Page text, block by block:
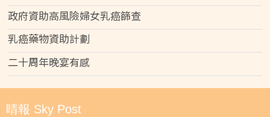
政府資助高風險婦女乳癌篩查
乳癌藥物資助計劃
二十周年晚宴有感
晴報 Sky Post